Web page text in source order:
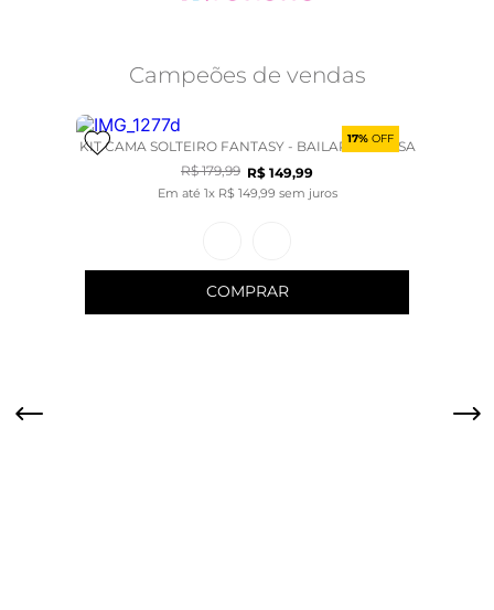
Campeões de vendas
17% OFF
KIT CAMA SOLTEIRO FANTASY - BAILARINA ROSA
R$ 179,99 R$ 149,99
Em até 1x R$ 149 99 sem juros
COMPRAR